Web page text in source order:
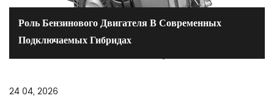
Роль Бензинового Двигателя В Современных
Подключаемых Гибридах
24 04, 2026